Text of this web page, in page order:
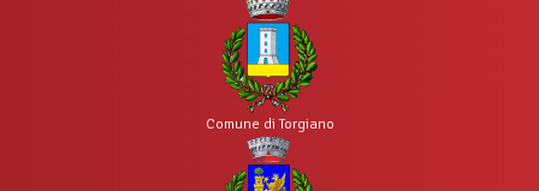
Comune di Torgiano